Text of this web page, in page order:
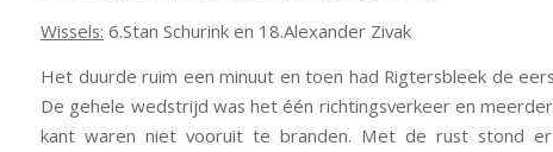
Wissels: 6.Stan Schurink en 18.Alexander Zivak
Het duurde ruim een minuut en toen had Rigtersbleek de
De gehele wedstrijd was het één richtingsverkeer en
kant waren niet vooruit te branden. Met de rust stond